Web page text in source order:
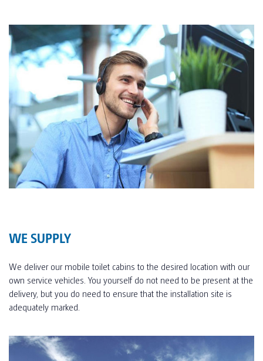
WE SUPPLY
We deliver our mobile toilet cabins to the desired location with our
own service vehicles. You yourself do not need to be present at the
delivery, but you do need to ensure that the installation site is
adequately marked.